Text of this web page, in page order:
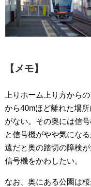
【メモ】
上りホーム上り方から
から40mほど離れた場
がない。その奥には信
と信号機がやや気にな
遠だと奥の踏切の障検
信号機をかわしたい。
なお、奥にある公園は